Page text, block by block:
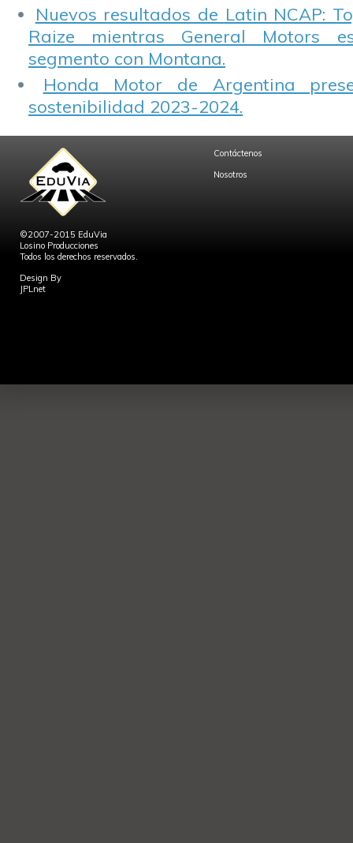
Nuevos resultados de Latin NCAP:
Raize mientras General Motors
segmento con Montana.
Honda Motor de Argentina
sostenibilidad 2023-2024.
©2007-2015 EduVia
Losino Producciones
Todos los derechos reservados.
Design By
JPLnet
Contáctenos
Nosotros